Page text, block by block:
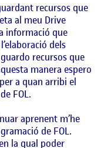
recursos que
al meu Drive
informació que
dels
recursos que
manera espero
a quan arribi el
FOL.
aprenent m’he
de FOL.
la qual poder